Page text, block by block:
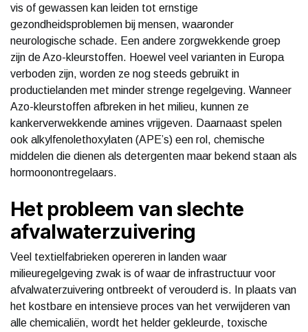
vis of gewassen kan leiden tot ernstige
gezondheidsproblemen bij mensen, waaronder
neurologische schade. Een andere zorgwekkende groep
zijn de Azo-kleurstoffen. Hoewel veel varianten in Europa
verboden zijn, worden ze nog steeds gebruikt in
productielanden met minder strenge regelgeving. Wanneer
Azo-kleurstoffen afbreken in het milieu, kunnen ze
kankerverwekkende amines vrijgeven. Daarnaast spelen
ook alkylfenolethoxylaten (APE’s) een rol, chemische
middelen die dienen als detergenten maar bekend staan als
hormoonontregelaars.
Het probleem van slechte
afvalwaterzuivering
Veel textielfabrieken opereren in landen waar
milieuregelgeving zwak is of waar de infrastructuur voor
afvalwaterzuivering ontbreekt of verouderd is. In plaats van
het kostbare en intensieve proces van het verwijderen van
alle chemicaliën, wordt het helder gekleurde, toxische